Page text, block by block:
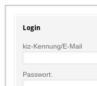
Login
kiz-Kennung/E-Mail
Passwort: